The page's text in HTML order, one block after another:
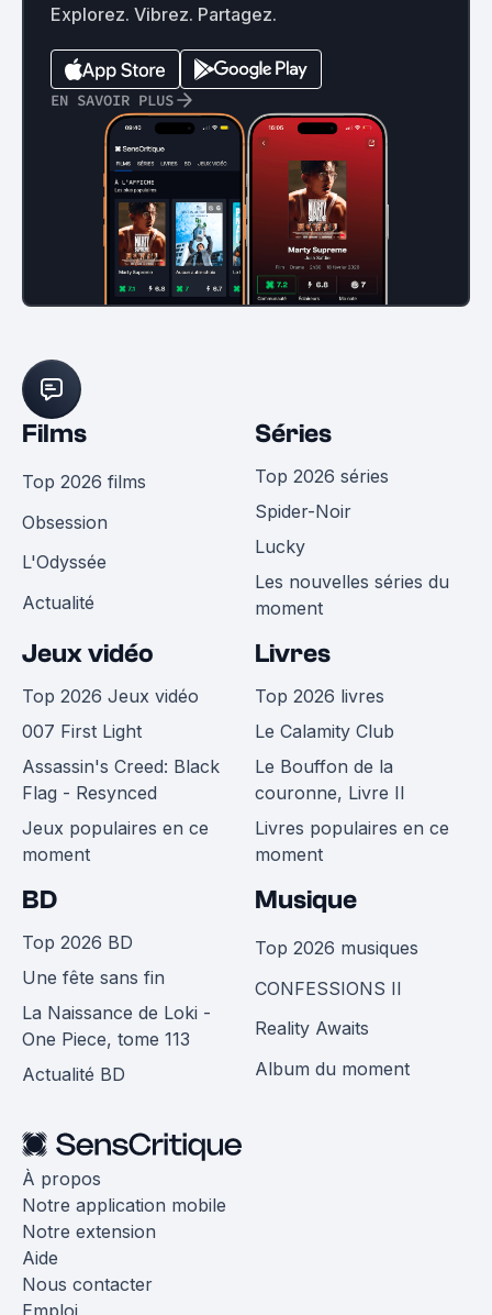
Explorez. Vibrez. Partagez.
EN SAVOIR PLUS
Films
Top 2026 films
Obsession
L'Odyssée
Actualité
Séries
Top 2026 séries
Spider-Noir
Lucky
Les nouvelles séries du
moment
Jeux vidéo
Top 2026 Jeux vidéo
007 First Light
Assassin's Creed: Black
Flag - Resynced
Jeux populaires en ce
moment
Livres
Top 2026 livres
Le Calamity Club
Le Bouffon de la
couronne, Livre II
Livres populaires en ce
moment
BD
Top 2026 BD
Une fête sans fin
La Naissance de Loki -
One Piece, tome 113
Actualité BD
Musique
Top 2026 musiques
CONFESSIONS II
Reality Awaits
Album du moment
À propos
Notre application mobile
Notre extension
Aide
Nous contacter
Emploi